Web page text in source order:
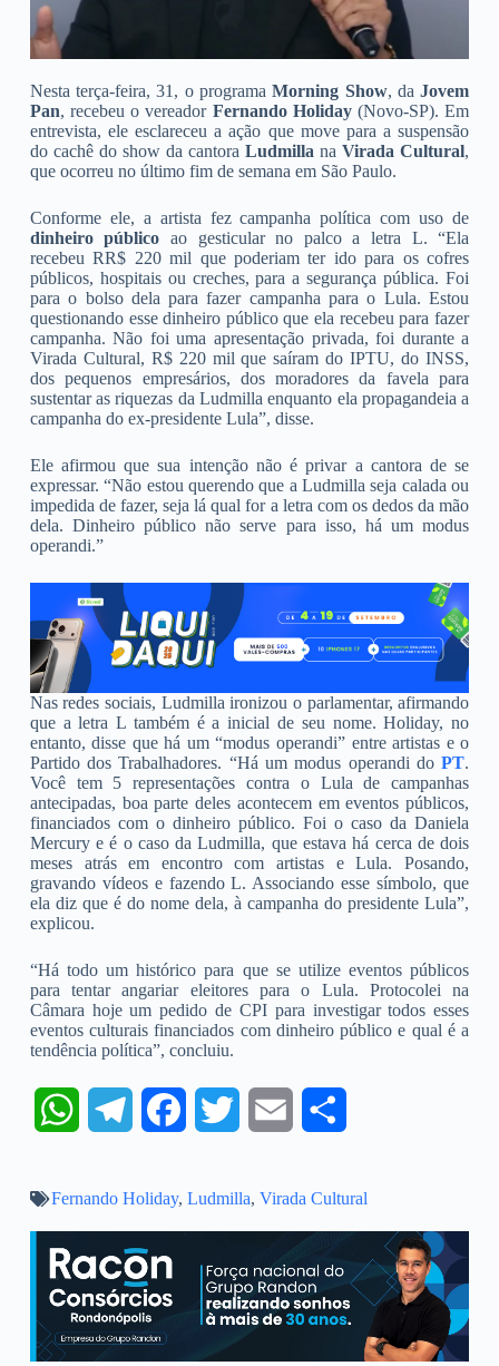
Nesta terça-feira, 31, o programaMorning Show, daJovem
Pan, recebeu o vereador Fernando Holiday(Novo-SP). Em
entrevista, ele esclareceu a ação que move para a suspensão
do cachê do show da cantoraLudmillanaVirada Cultural,
que ocorreu no último fim de semana em São Paulo.
Conforme ele, a artista fez campanha política com uso de
dinheiro público ao gesticular no palco a letra L. “Ela
recebeu RR$ 220 mil que poderiam ter ido para os cofres
públicos, hospitais ou creches, para a segurança pública. Foi
para o bolso dela para fazer campanha para o Lula. Estou
questionando esse dinheiro público que ela recebeu para fazer
campanha. Não foi uma apresentação privada, foi durante a
Virada Cultural, R$ 220 mil que saíram do IPTU, do INSS,
dos pequenos empresários, dos moradores da favela para
sustentar as riquezas da Ludmilla enquanto ela propagandeia a
campanha do ex-presidente Lula”, disse.
Ele afirmou que sua intenção não é privar a cantora de se
expressar. “Não estou querendo que a Ludmilla seja calada ou
impedida de fazer, seja lá qual for a letra com os dedos da mão
dela. Dinheiro público não serve para isso, há um modus
operandi.”
Nas redes sociais, Ludmilla ironizou o parlamentar, afirmando
que a letra L também é a inicial de seu nome. Holiday, no
entanto, disse que há um “modus operandi” entre artistas e o
Partido dos Trabalhadores. “Há um modus operandi doPT.
Você tem 5 representações contra o Lula de campanhas
antecipadas, boa parte deles acontecem em eventos públicos,
financiados com o dinheiro público. Foi o caso da Daniela
Mercury e é o caso da Ludmilla, que estava há cerca de dois
meses atrás em encontro com artistas e Lula. Posando,
gravando vídeos e fazendo L. Associando esse símbolo, que
ela diz que é do nome dela, à campanha do presidente Lula”,
explicou.
“Há todo um histórico para que se utilize eventos públicos
para tentar angariar eleitores para o Lula. Protocolei na
Câmara hoje um pedido de CPI para investigar todos esses
eventos culturais financiados com dinheiro público e qual é a
tendência política”, concluiu.
W
a
A
l
g
r
c i
t
a
l
a
e
Fernando Holiday, Ludmilla, Virada Cultural